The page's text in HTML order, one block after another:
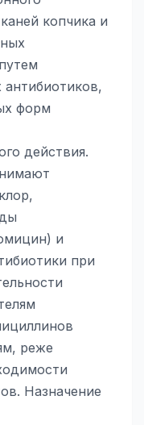
копчика и
антибиотиков,
форм
действия.
и
при
реже
Назначение